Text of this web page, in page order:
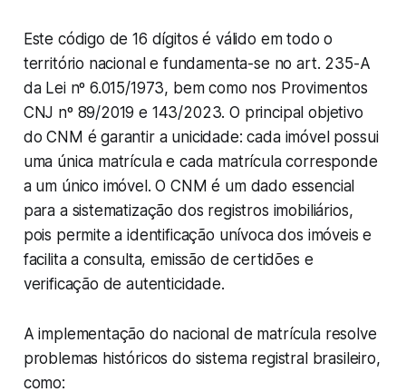
Este código de 16 dígitos é válido em todo o
território nacional e fundamenta-se no art. 235-A
da Lei nº 6.015/1973, bem como nos Provimentos
CNJ nº 89/2019 e 143/2023. O principal objetivo
do CNM é garantir a unicidade: cada imóvel possui
uma única matrícula e cada matrícula corresponde
a um único imóvel. O CNM é um dado essencial
para a sistematização dos registros imobiliários,
pois permite a identificação unívoca dos imóveis e
facilita a consulta, emissão de certidões e
verificação de autenticidade.
A implementação do nacional de matrícula resolve
problemas históricos do sistema registral brasileiro,
como: